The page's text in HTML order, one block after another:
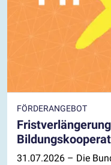
FÖRDERANGEBOT
31.07.2026 – Die